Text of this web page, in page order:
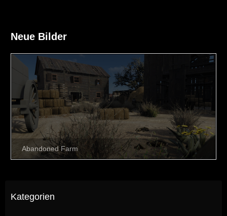
Neue Bilder
Kategorien